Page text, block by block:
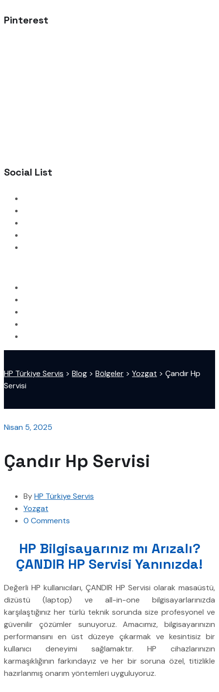
Pinterest
Social List
HP Türkiye Servis > Blog > Bölgeler > Yozgat > Çandır Hp
Servisi
Nisan 5, 2025
Çandır Hp Servisi
ByHP Türkiye Servis
Yozgat
0 Comments
HP Bilgisayarınız mı Arızalı?
ÇANDIR HP Servisi Yanınızda!
Değerli HP kullanıcıları, ÇANDIR HP Servisi olarak masaüstü,
dizüstü (laptop) ve all-in-one bilgisayarlarınızda
karşılaştığınız her türlü teknik sorunda size profesyonel ve
güvenilir çözümler sunuyoruz. Amacımız, bilgisayarınızın
performansını en üst düzeye çıkarmak ve kesintisiz bir
kullanıcı deneyimi sağlamaktır. HP cihazlarınızın
karmaşıklığının farkındayız ve her bir soruna özel, titizlikle
hazırlanmış onarım yöntemleri uyguluyoruz.